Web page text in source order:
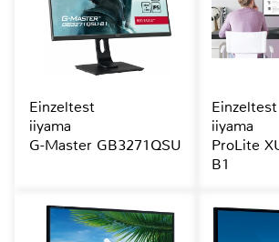
Einzeltest
iiyama
G-Master GB3271QSU
Einzeltest
iiyama
ProLite
B1